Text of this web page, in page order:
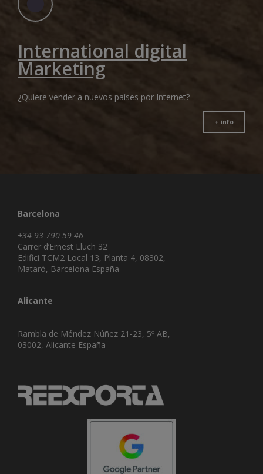
International digital
Marketing
¿Quiere vender a nuevos países por Internet?
+ info
Barcelona
+34 93 790 59 46
Carrer d’Ernest Lluch 32
Edifici TCM2 Local 13, Planta 4, 08302,
Mataró, Barcelona España
Alicante
Rambla de Méndez Núñez 21-23, 5º AB,
03002, Alicante España